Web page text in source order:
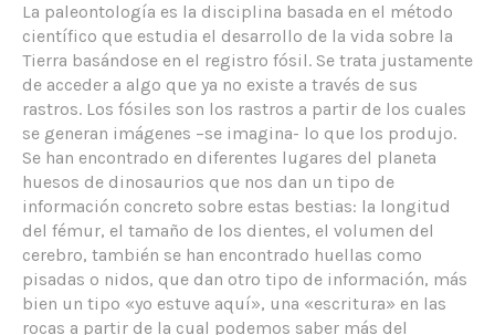
La paleontología es la disciplina basada en el método
científico que estudia el desarrollo de la vida sobre la
Tierra basándose en el registro fósil. Se trata justamente
de acceder a algo que ya no existe a través de sus
rastros. Los fósiles son los rastros a partir de los cuales
se generan imágenes –se imagina- lo que los produjo.
Se han encontrado en diferentes lugares del planeta
huesos de dinosaurios que nos dan un tipo de
información concreto sobre estas bestias: la longitud
del fémur, el tamaño de los dientes, el volumen del
cerebro, también se han encontrado huellas como
pisadas o nidos, que dan otro tipo de información, más
bien un tipo «yo estuve aquí», una «escritura» en las
rocas a partir de la cual podemos saber más del